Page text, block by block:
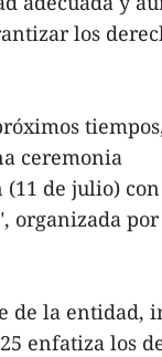
los
ceremonia
de julio)
organizada
de la entidad,
enfatiza los